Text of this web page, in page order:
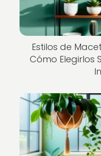
Estilos de
Cómo Elegirlos